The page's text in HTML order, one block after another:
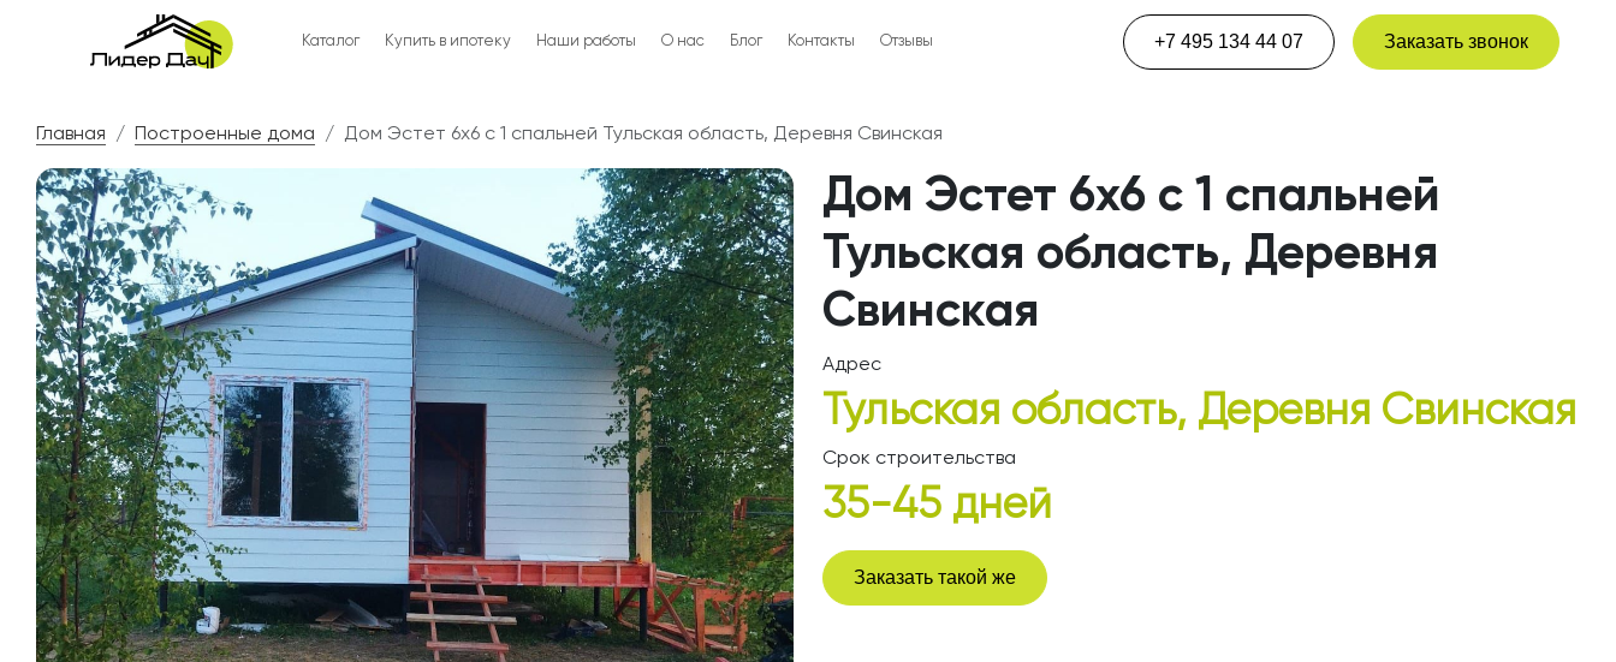
Каталог Купить в ипотеку Наши работы О нас Блог Контакты Отзывы +7 495 134 44 07 Заказать звонок
Главная Построенные дома Дом Эстет 6х6 с 1 спальней Тульская область, Деревня Свинская
Дом Эстет 6х6 с 1 спальней
Тульская область, Деревня
Свинская
Адрес
Тульская область, Деревня Свинская
Срок строительства
35-45 дней
Заказать такой же